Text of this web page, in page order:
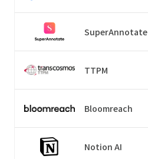
SuperAnnotate
TTPM
Bloomreach
Notion AI